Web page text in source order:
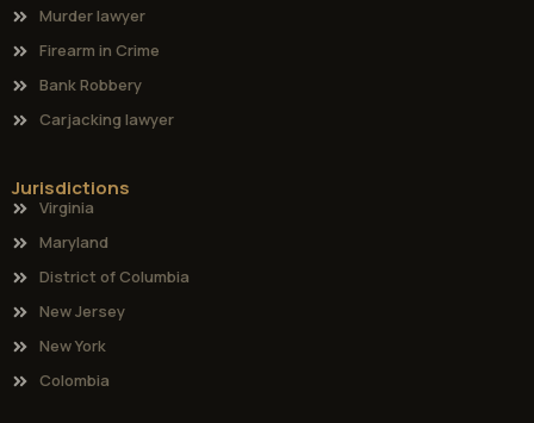
Murder lawyer
Firearm in Crime
Bank Robbery
Carjacking lawyer
Jurisdictions
Virginia
Maryland
District of Columbia
New Jersey
New York
Colombia